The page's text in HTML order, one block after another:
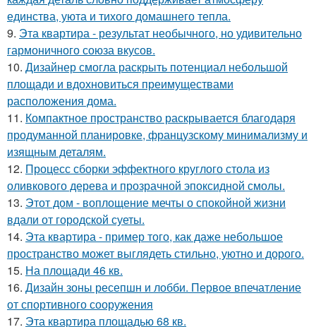
единства, уюта и тихого домашнего тепла.
9. Эта квартира - результат необычного, но удивительно
гармоничного союза вкусов.
10. Дизайнер смогла раскрыть потенциал небольшой
площади и вдохновиться преимуществами
расположения дома.
11. Компактное пространство раскрывается благодаря
продуманной планировке, французскому минимализму и
изящным деталям.
12. Процесс сборки эффектного круглого стола из
оливкового дерева и прозрачной эпоксидной смолы.
13. Этот дом - воплощение мечты о спокойной жизни
вдали от городской суеты.
14. Эта квартира - пример того, как даже небольшое
пространство может выглядеть стильно, уютно и дорого.
15. На площади 46 кв.
16. Дизайн зоны ресепшн и лобби. Первое впечатление
от спортивного сооружения
17. Эта квартира площадью 68 кв.